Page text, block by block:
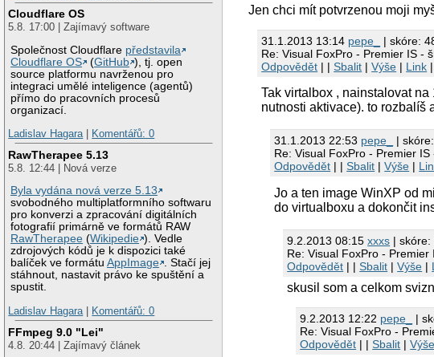
Cloudflare OS
5.8. 17:00 | Zajímavý software
Společnost Cloudflare představila
Cloudflare OS
(GitHub ), tj. open
source platformu navrženou pro
integraci umělé inteligence (agentů)
přímo do pracovních procesů
organizací.
Ladislav Hagara| Komentářů: 0
RawTherapee 5.13
5.8. 12:44 | Nová verze
Byla vydána nová verze 5.13
svobodného multiplatformního softwaru
pro konverzi a zpracování digitálních
fotografií primárně ve formátů RAW
RawTherapee (Wikipedie ). Vedle
zdrojových kódů je k dispozici také
balíček ve formátuAppImage . Stačí jej
stáhnout, nastavit právo ke spuštění a
spustit.
Ladislav Hagara| Komentářů: 0
FFmpeg 9.0 "Lei"
4.8. 20:44 | Zajímavý článek
Jen chci mít potvrzenou moji
31.1.2013 13:14 pepe_
| skóre:
Re: Visual FoxPro - Premier IS -
Odpovědět | |Sbalit |Výše | Link |
Tak virtalbox , nainstalovat
nutnosti aktivace). to rozbalíš
31.1.2013 22:53 pepe_
|
Re: Visual FoxPro - Premier
Odpovědět | |Sbalit |Výše |
Jo a ten image WinXP od
do virtualboxu a dokončit
9.2.2013 08:15xxxs |
Re: Visual FoxPro -
Odpovědět | |Sbalit |Výše |
skusil som a celkom
9.2.2013 12:22 pepe_
|
Re: Visual FoxPro -
Odpovědět | |Sbalit |Výše